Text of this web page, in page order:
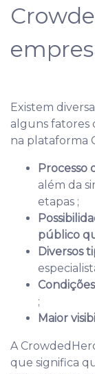
Existem
alguns fatores
na plataforma
Processo
além da
etapas ;
público
Diversos
;
Maior
A
que significa